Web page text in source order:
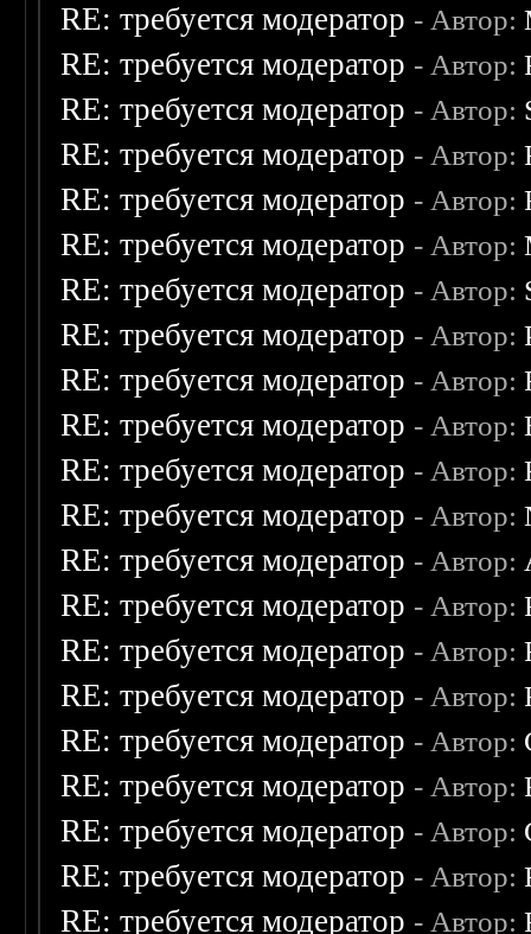
RE: требуется модератор - Автор:
RE: требуется модератор - Автор:
RE: требуется модератор - Автор:
RE: требуется модератор - Автор:
RE: требуется модератор - Автор:
RE: требуется модератор - Автор:
RE: требуется модератор - Автор:
RE: требуется модератор - Автор:
RE: требуется модератор - Автор:
RE: требуется модератор - Автор:
RE: требуется модератор - Автор:
RE: требуется модератор - Автор:
RE: требуется модератор - Автор:
RE: требуется модератор - Автор:
RE: требуется модератор - Автор:
RE: требуется модератор - Автор:
RE: требуется модератор - Автор:
RE: требуется модератор - Автор:
RE: требуется модератор - Автор:
RE: требуется модератор - Автор:
RE: требуется модератор - Автор: